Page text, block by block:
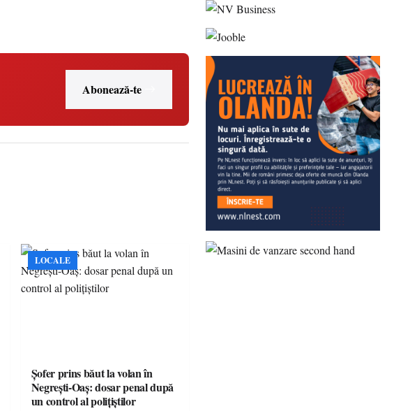
Abonează-te
LOCALE
Șofer prins băut la volan în
Negrești-Oaș: dosar penal după
un control al polițiștilor